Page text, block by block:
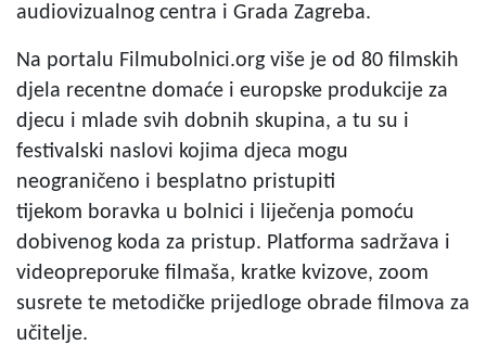
audiovizualnog centra i Grada Zagreba.
Na portalu Filmubolnici.org više je od 80 filmskih
djela recentne domaće i europske produkcije za
djecu i mlade svih dobnih skupina, a tu su i
festivalski naslovi kojima djeca mogu
neograničeno i besplatno pristupiti
tijekom boravka u bolnici i liječenja pomoću
dobivenog koda za pristup. Platforma sadržava i
videopreporuke filmaša, kratke kvizove, zoom
susrete te metodičke prijedloge obrade filmova za
učitelje.